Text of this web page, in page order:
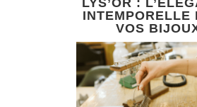
LYS’OR :
INTEMPORELLE
VOS